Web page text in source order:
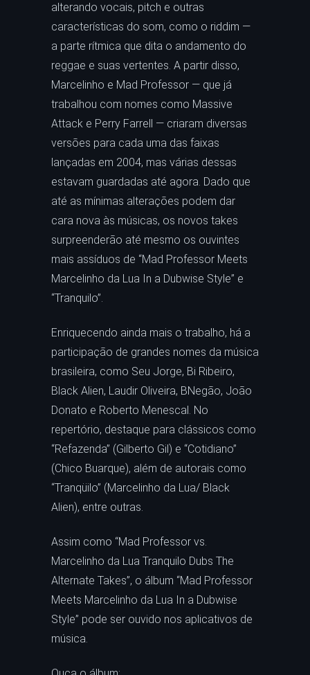
alterando vocais, pitch e outras
características do som, como o riddim —
a parte rítmica que dita o andamento do
reggae e suas vertentes. A partir disso,
Marcelinho e Mad Professor — que já
trabalhou com nomes como Massive
Attack e Perry Farrell — criaram diversas
versões para cada uma das faixas
lançadas em 2004, mas várias dessas
estavam guardadas até agora. Dado que
até as mínimas alterações podem dar
cara nova às músicas, os novos takes
surpreenderão até mesmo os ouvintes
mais assíduos de “Mad Professor Meets
Marcelinho da Lua In a Dubwise Style” e
“Tranquilo”.
Enriquecendo ainda mais o trabalho, há a
participação de grandes nomes da música
brasileira, como Seu Jorge, Bi Ribeiro,
Black Alien, Laudir Oliveira, BNegão, João
Donato e Roberto Menescal. No
repertório, destaque para clássicos como
“Refazenda” (Gilberto Gil) e “Cotidiano”
(Chico Buarque), além de autorais como
“Tranqüilo” (Marcelinho da Lua/ Black
Alien), entre outras.
Assim como “Mad Professor vs.
Marcelinho da Lua Tranquilo Dubs The
Alternate Takes”, o álbum “Mad Professor
Meets Marcelinho da Lua In a Dubwise
Style” pode ser ouvido nos aplicativos de
música.